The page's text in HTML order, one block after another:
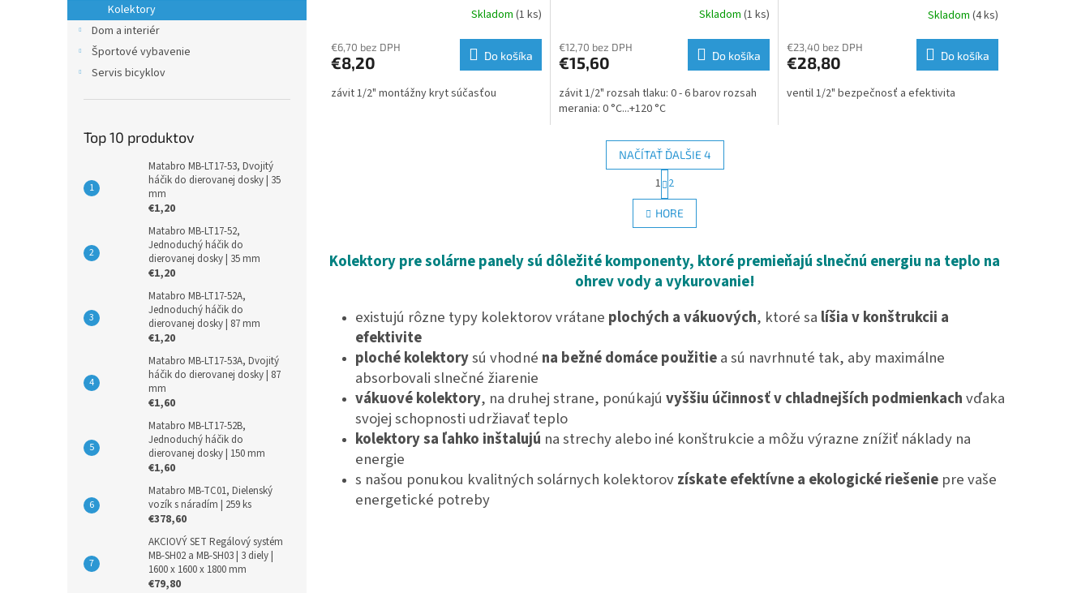
Kolektory
Dom a interiér
Športové vybavenie
Servis bicyklov
Top 10 produktov
Matabro MB-LT17-53, Dvojitý
háčik do dierovanej dosky | 35
mm
€1,20
Matabro MB-LT17-52,
Jednoduchý háčik do
dierovanej dosky | 35 mm
€1,20
Matabro MB-LT17-52A,
Jednoduchý háčik do
dierovanej dosky | 87 mm
€1,20
Matabro MB-LT17-53A, Dvojitý
háčik do dierovanej dosky | 87
mm
€1,60
Matabro MB-LT17-52B,
Jednoduchý háčik do
dierovanej dosky | 150 mm
€1,60
Matabro MB-TC01, Dielenský
vozík s náradím | 259 ks
€378,60
AKCIOVÝ SET Regálový systém
MB-SH02 a MB-SH03 | 3 diely |
1600 x 1600 x 1800 mm
€79,80
Skladom (1 ks)
€6,70 bez DPH
€8,20 Do košíka
závit 1/2" montážny kryt súčasťou
Skladom (1 ks)
€12,70 bez DPH
€15,60 Do košíka
závit 1/2" rozsah tlaku: 0 - 6 barov rozsah
merania: 0 °C...+120 °C
Skladom (4 ks)
€23,40 bez DPH
€28,80 Do košíka
ventil 1/2" bezpečnosť a efektivita
O
v
l
a
c
e
v
v
p
u
NAČÍTAŤ ĎALŠIE 4
S
t
r
á
n
o
a
i
e
1 2
HORE
Kolektory pre solárne panely sú dôležité komponenty, ktoré premieňajú slnečnú energiu na teplo na
ohrev vody a vykurovanie!
existujú rôzne typy kolektorov vrátane plochých a vákuových, ktoré sa líšia v konštrukcii a
efektivite
ploché kolektorysú vhodné na bežné domáce použitiea sú navrhnuté tak, aby maximálne
absorbovali slnečné žiarenie
vákuové kolektory, na druhej strane, ponúkajú vyššiu účinnosť v chladnejších podmienkachvďaka
svojej schopnosti udržiavať teplo
kolektory sa ľahko inštalujú na strechy alebo iné konštrukcie a môžu výrazne znížiť náklady na
energie
s našou ponukou kvalitných solárnych kolektorovzískate efektívne a ekologické riešenie pre vaše
energetické potreby